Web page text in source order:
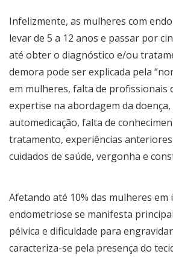
Infelizmente, as mulheres com
levar de 5 a 12 anos e passar por
até obter o diagnóstico e/ou
demora pode ser explicada pela
em mulheres, falta de profissionais
expertise na abordagem da
automedicação, falta de
tratamento, experiências
cuidados de saúde, vergonha e
Afetando até 10% das mulheres
endometriose se manifesta
pélvica e dificuldade para
caracteriza-se pela presença do